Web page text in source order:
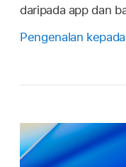
daripada app dan
Pengenalan